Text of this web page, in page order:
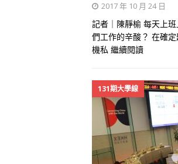
2017 年 10 月 24 日
記者｜陳靜榆 每天上
們工作的辛酸？ 在確
機私 繼續閱讀
131期大學線